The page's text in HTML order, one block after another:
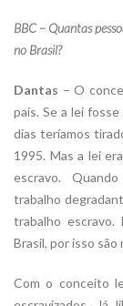
BBC – Quantas
no Brasil?
Dantas – O
país. Se a lei
dias teríamos
1995. Mas a lei
escravo.
trabalho
trabalho
Brasil, por isso são
Com o conceito